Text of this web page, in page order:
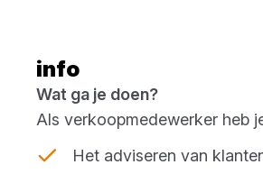
info
Wat ga je doen?
Als verkoopmedewerker heb
Het adviseren van